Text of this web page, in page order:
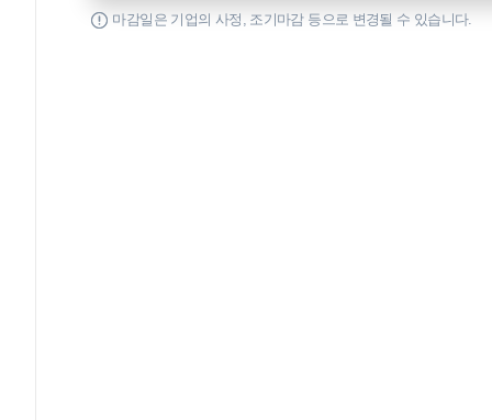
마감일은 기업의 사정, 조기마감 등으로 변경될 수 있습니다.